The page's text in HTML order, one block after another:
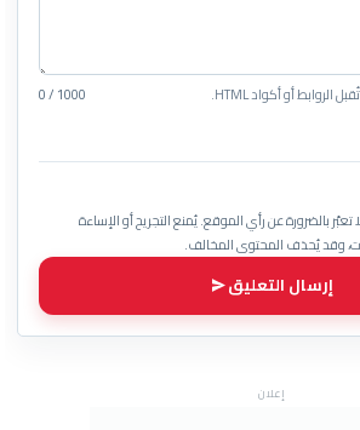
0 / 1000
تعبّر بالضرورة عن رأي الموقع. يُمنع التجريح أو الإساءة
وقد يُحذف المحتوى المخالف.
إرسال التعليق
إعلان